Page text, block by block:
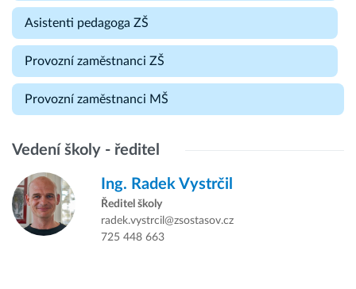
Asistenti pedagoga ZŠ
Provozní zaměstnanci ZŠ
Provozní zaměstnanci MŠ
Vedení školy - ředitel
Ing. Radek Vystrčil
Ředitel školy
radek.vystrcil@zsostasov.cz
725 448 663